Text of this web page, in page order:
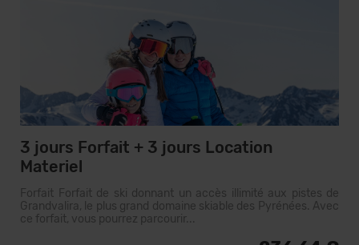
3 jours Forfait + 3 jours Location
Materiel
Forfait Forfait de ski donnant un accès illimité aux pistes de
Grandvalira, le plus grand domaine skiable des Pyrénées. Avec
ce forfait, vous pourrez parcourir...